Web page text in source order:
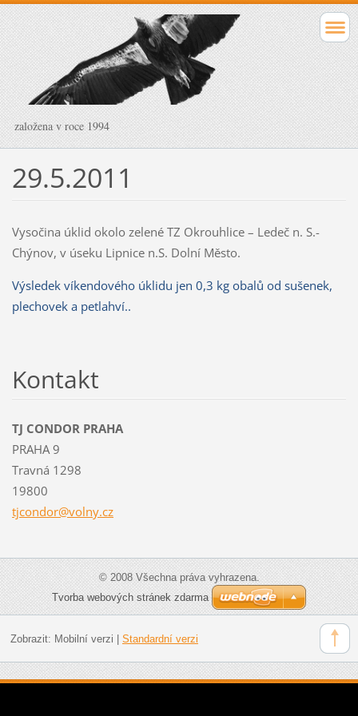
založena v roce 1994
29.5.2011
Vysočina úklid okolo zelené TZ Okrouhlice – Ledeč n. S.-
Chýnov, v úseku Lipnice n.S. Dolní Město.
Výsledek víkendového úklidu jen 0,3 kg obalů od sušenek,
plechovek a petlahví..
Kontakt
TJ CONDOR PRAHA
PRAHA 9
Travná 1298
19800
tjcondor@volny.cz
© 2008 Všechna práva vyhrazena.
Tvorba webových stránek zdarma
Zobrazit: Mobilní verzi Standardní verzi